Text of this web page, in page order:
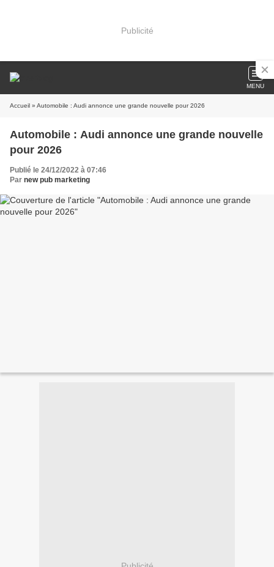
Publicité
MENU
Accueil » Automobile : Audi annonce une grande nouvelle pour 2026
Automobile : Audi annonce une grande nouvelle
pour 2026
Publié le 24/12/2022 à 07:46
Par new pub marketing